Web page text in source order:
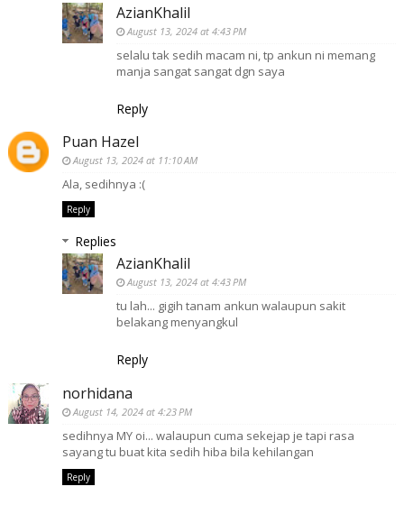
AzianKhalil
August 13, 2024 at 4:43 PM
selalu tak sedih macam ni, tp ankun ni memang
manja sangat sangat dgn saya
Reply
Puan Hazel
August 13, 2024 at 11:10 AM
Ala, sedihnya :(
Reply
Replies
AzianKhalil
August 13, 2024 at 4:43 PM
tu lah... gigih tanam ankun walaupun sakit
belakang menyangkul
Reply
norhidana
August 14, 2024 at 4:23 PM
sedihnya MY oi... walaupun cuma sekejap je tapi rasa
sayang tu buat kita sedih hiba bila kehilangan
Reply